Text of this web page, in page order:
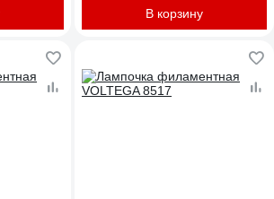
В корзину